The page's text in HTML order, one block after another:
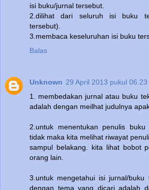
isi buku/jurnal tersebut.
2.dilihat dari seluruh isi buku
tersebut).
3.membaca keseluruhan isi buku
Balas
Unknown 29 April 2013 pukul 06.23
1. membedakan jurnal atau buku
adalah dengan meilhat judulnya
2.untuk menentukan penulis
tidak maka kita melihat riwayat
sampul belakang. kita lihat bobot
orang lain.
3.untuk mengetahui isi jurnal/
dengan tema yang dicari adalah